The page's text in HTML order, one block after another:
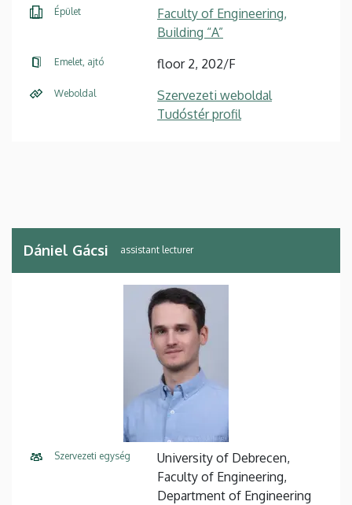
Épület
Faculty of Engineering,
Building “A”
Emelet, ajtó floor 2, 202/F
Weboldal
Szervezeti weboldal
Tudóstér profil
Dániel Gácsi assistant lecturer
Szervezeti egység
University of Debrecen,
Faculty of Engineering,
Department of Engineering